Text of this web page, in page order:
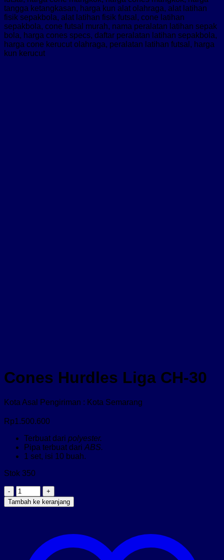
Cones Hurdles Liga CH-30
Kota Asal Pengiriman : Kota Semarang
Rp1.500.600
Terbuat dari polyester.
Pipa terbuat dari ABS.
1 set, isi 10 buah.
Stok 350
Kuantitas
Cones
Hurdles
Tambah ke keranjang